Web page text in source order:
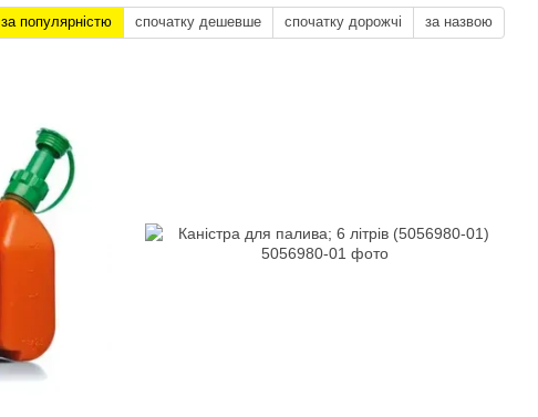
за популярністю спочатку дешевше спочатку дорожчі за назвою